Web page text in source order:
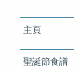
主頁
聖誕節食譜